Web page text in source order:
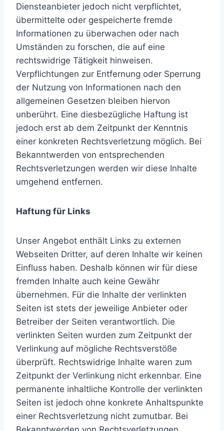
Diensteanbieter jedoch nicht verpflichtet,
übermittelte oder gespeicherte fremde
Informationen zu überwachen oder nach
Umständen zu forschen, die auf eine
rechtswidrige Tätigkeit hinweisen.
Verpflichtungen zur Entfernung oder Sperrung
der Nutzung von Informationen nach den
allgemeinen Gesetzen bleiben hiervon
unberührt. Eine diesbezügliche Haftung ist
jedoch erst ab dem Zeitpunkt der Kenntnis
einer konkreten Rechtsverletzung möglich. Bei
Bekanntwerden von entsprechenden
Rechtsverletzungen werden wir diese Inhalte
umgehend entfernen.
Haftung für Links
Unser Angebot enthält Links zu externen
Webseiten Dritter, auf deren Inhalte wir keinen
Einfluss haben. Deshalb können wir für diese
fremden Inhalte auch keine Gewähr
übernehmen. Für die Inhalte der verlinkten
Seiten ist stets der jeweilige Anbieter oder
Betreiber der Seiten verantwortlich. Die
verlinkten Seiten wurden zum Zeitpunkt der
Verlinkung auf mögliche Rechtsverstöße
überprüft. Rechtswidrige Inhalte waren zum
Zeitpunkt der Verlinkung nicht erkennbar. Eine
permanente inhaltliche Kontrolle der verlinkten
Seiten ist jedoch ohne konkrete Anhaltspunkte
einer Rechtsverletzung nicht zumutbar. Bei